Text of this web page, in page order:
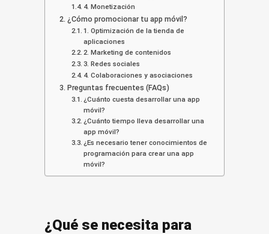
4. Monetización
¿Cómo promocionar tu app móvil?
1. Optimización de la tienda de
aplicaciones
2. Marketing de contenidos
3. Redes sociales
4. Colaboraciones y asociaciones
Preguntas frecuentes (FAQs)
¿Cuánto cuesta desarrollar una app
móvil?
¿Cuánto tiempo lleva desarrollar una
app móvil?
¿Es necesario tener conocimientos de
programación para crear una app
móvil?
¿Qué se necesita para